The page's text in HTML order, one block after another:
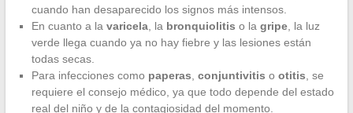
cuando han desaparecido los signos más intensos.
En cuanto a la varicela, la bronquiolitis o la gripe, la luz
verde llega cuando ya no hay fiebre y las lesiones están
todas secas.
Para infecciones como paperas conjuntivitis o otitis , se
requiere el consejo médico, ya que todo depende del estado
real del niño y de la contagiosidad del momento.